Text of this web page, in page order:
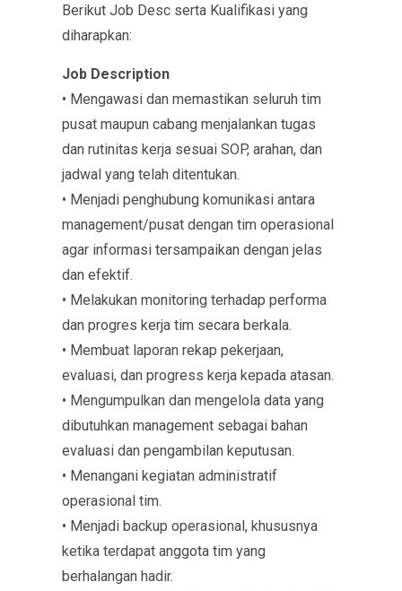
Berikut Job Desc serta Kualifikasi yang
diharapkan:
Job Description
• Mengawasi dan memastikan seluruh tim
pusat maupun cabang menjalankan tugas
dan rutinitas kerja sesuai SOP, arahan, dan
jadwal yang telah ditentukan.
• Menjadi penghubung komunikasi antara
management/pusat dengan tim operasional
agar informasi tersampaikan dengan jelas
dan efektif.
• Melakukan monitoring terhadap performa
dan progres kerja tim secara berkala.
• Membuat laporan rekap pekerjaan,
evaluasi, dan progress kerja kepada atasan.
• Mengumpulkan dan mengelola data yang
dibutuhkan management sebagai bahan
evaluasi dan pengambilan keputusan.
• Menangani kegiatan administratif
operasional tim.
• Menjadi backup operasional, khususnya
ketika terdapat anggota tim yang
berhalangan hadir.